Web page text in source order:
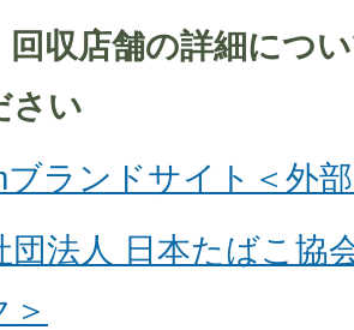
回収店舗の詳細につ
さい
ブランドサイト＜外
団法人 日本たばこ協